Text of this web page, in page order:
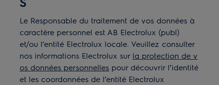
Le Responsable du traitement de vos données à
caractère personnel est AB Electrolux (publ)
et/ou l’entité Electrolux locale. Veuillez consulter
nos informations Electrolux sur la protection de v
os données personnelles pour découvrir l’identité
et les coordonnées de l’entité Electrolux